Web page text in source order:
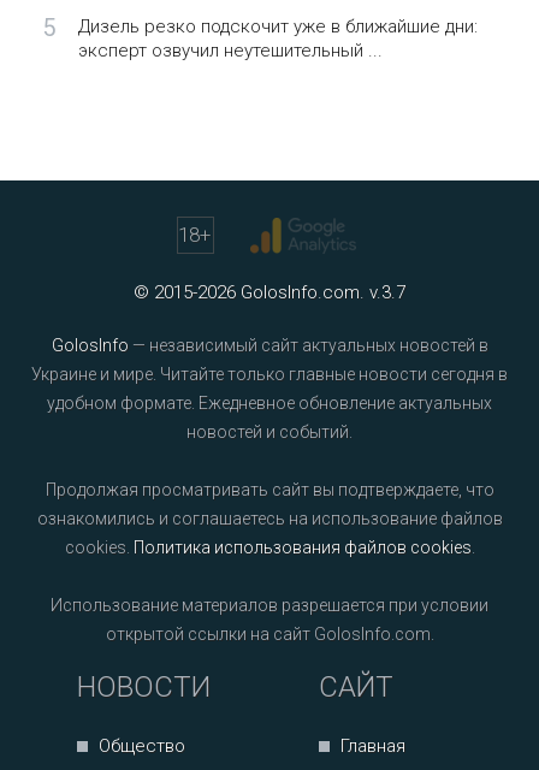
5
Дизель резко подскочит уже в ближайшие дни:
эксперт озвучил неутешительный ...
18+
© 2015-2026 GolosInfo.com. v.3.7
GolosInfo — независимый сайт актуальных новостей в
Украине и мире. Читайте только главные новости сегодня в
удобном формате. Ежедневное обновление актуальных
новостей и событий.
Продолжая просматривать сайт вы подтверждаете, что
ознакомились и соглашаетесь на использование файлов
cookies. Политика использования файлов cookies
Использование материалов разрешается при условии
открытой ссылки на сайт GolosInfo.com.
НОВОСТИ
Общество
САЙТ
Главная